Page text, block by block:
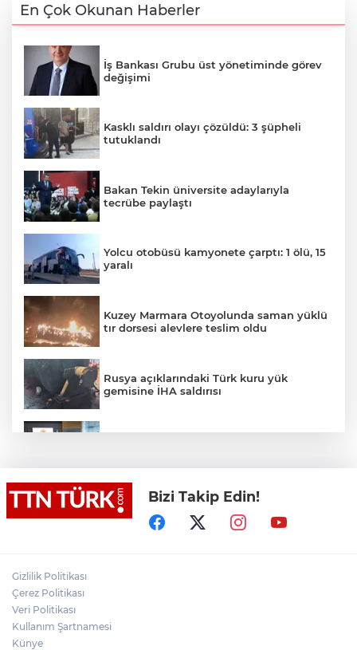
En Çok Okunan Haberler
İş Bankası Grubu üst yönetiminde görev
değişimi
Kasklı saldırı olayı çözüldü: 3 şüpheli
tutuklandı
Bakan Tekin üniversite adaylarıyla
tecrübe paylaştı
Yolcu otobüsü kamyonete çarptı: 1 ölü, 15
yaralı
Kuzey Marmara Otoyolunda saman yüklü
tır dorsesi alevlere teslim oldu
Rusya açıklarındaki Türk kuru yük
gemisine İHA saldırısı
Lukaku Fener’e mi, Beşiktaş’a mı geliyor?
Rojin Kabaiş, Hiranur Nilgün Aygar ve
Kıvanç Uman’ın ailelerini hedef alam
Bizi Takip Edin!
Gizlilik Politikası
Çerez Politikası
Veri Politikası
Kullanım Şartnamesi
Künye